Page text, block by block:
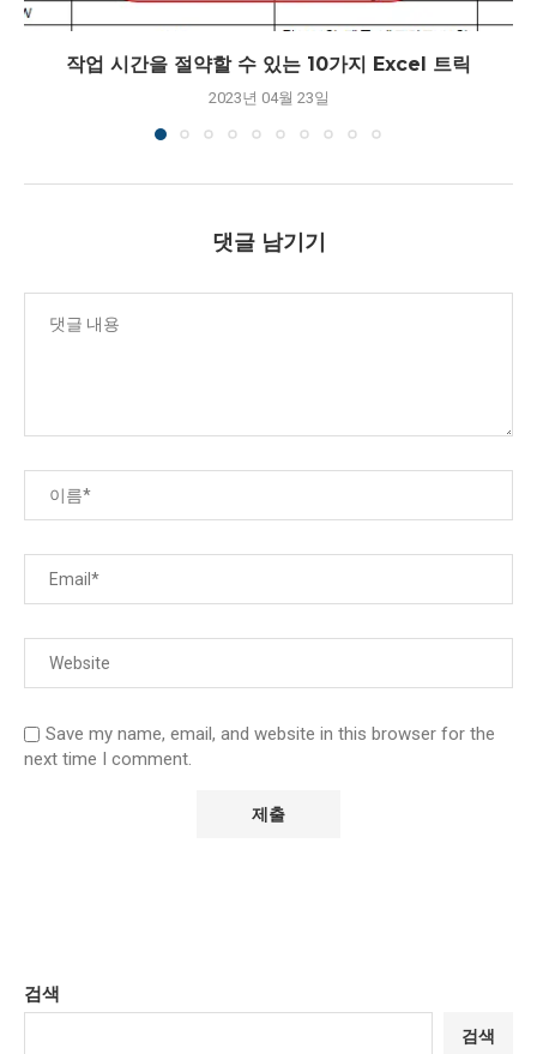
작업 시간을 절약할 수 있는 10가지 Excel 트릭
2023년 04월 23일
댓글 남기기
Save my name, email, and website in this browser for the
next time I comment.
검색
검색